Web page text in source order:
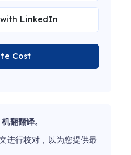
LinkedIn
Cost
翻翻译。
进行校对，以为您提供最